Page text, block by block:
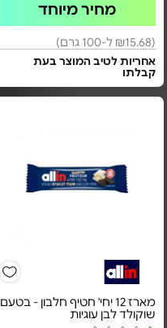
מחיר מיוחד
(₪15.68 ל-100 גרם)
אחריות לטיב המוצר בעת
קבלתו
מארז 12 יחי' חטיף חלבון - בטעם
שוקולד לבן עוגיות